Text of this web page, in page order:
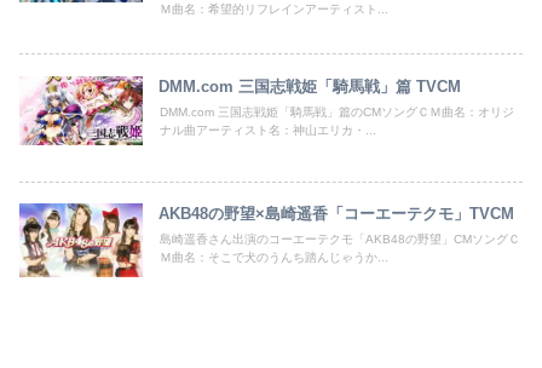
Ｍ曲名：希望的リフレインアーティスト...
DMM.com 三国志戦姫「騎馬戦」篇 TVCM
DMM.com 三国志戦姫「騎馬戦」篇のCMソングＣＭ曲名：オリジ
ナル曲アーティスト名：神山エリカ・...
AKB48の野望×島崎遥香「コーエーテクモ」TVCM
島崎遥香さん出演のコーエーテクモ「AKB48の野望」CMソングＣ
Ｍ曲名：そこで犬のうんち踏んじゃうか...